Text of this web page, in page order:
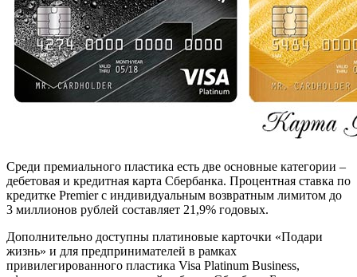
Среди премиального пластика есть две основные категории –
дебетовая и кредитная карта Сбербанка. Процентная ставка по
кредитке Premier c индивидуальным возвратным лимитом до
3 миллионов рублей составляет 21,9% годовых.
Дополнительно доступны платиновые карточки «Подари
жизнь» и для предпринимателей в рамках
привилегированного пластика Visa Platinum Business,